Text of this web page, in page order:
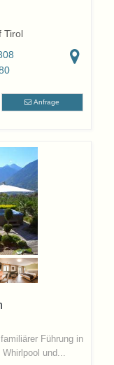
Tirol
Anfrage
Führung in
und...